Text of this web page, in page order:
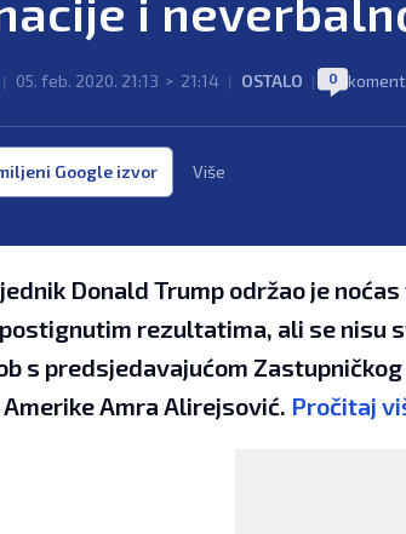
i
| 05. feb. 2020. 21:13 > 21:14 | OSTALO | 0
Google izvor Više
Donald Trump održao je
rezultatima, ali se nisu
s predsjedavajućom
Amra Alirejsović. Pročitaj